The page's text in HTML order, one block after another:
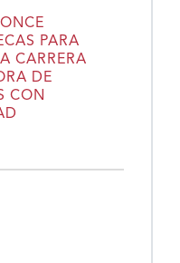
PARA
CARRERA
DE
CON